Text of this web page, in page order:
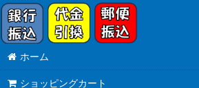
ホーム
ショッピングカート